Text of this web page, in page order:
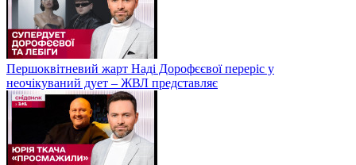
Першоквітневий жарт Наді Дорофєєвої переріс у
неочікуваний дует – ЖВЛ представляє